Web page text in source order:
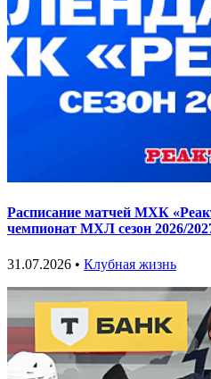
Расписание матчей МХК
чемпионат МХЛ сезон 2026/
31.07.2026 • Клубная жизнь